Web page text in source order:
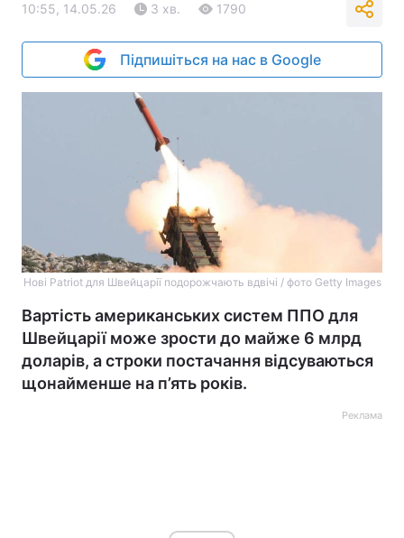
10:55, 14.05.26 3 хв. 1790
Підпишіться на нас в Google
Нові Patriot для Швейцарії подорожчають вдвічі / фото Getty Images
Вартість американських систем ППО для
Швейцарії може зрости до майже 6 млрд
доларів, а строки постачання відсуваються
щонайменше на п’ять років.
Реклама